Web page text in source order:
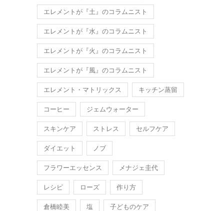
エレメントが『土』のコラムニスト
エレメントが『水』のコラムニスト
エレメントが『火』のコラムニスト
エレメントが『風』のコラムニスト
エレメント・マトリックス キッチン蒸留
コーヒー ジェムウォーター
スキンケア ストレス セルフケア
ダイエット ノブ
フラワーエッセンス メナジェ圭代
レシピ ローズ 作り方
倉橋睦美 塩 子どものケア